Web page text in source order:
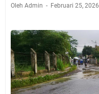
Oleh Admin Februari 25, 2026